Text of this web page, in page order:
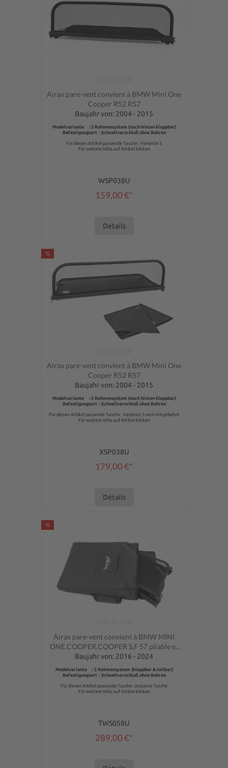
Note moyenne de 0 sur 5 étoiles
Airax pare-vent convient à BMW Mini One
Cooper R52 R57
Baujahr von: 2004 - 2015
Modelvariante : 2 Rahmensystem (nach hinten klappbar)
Befestigungsart : Schnellverschluß ohne Bohren
Für diesen Artikel passende Tasche : Variante 5
Für weitere Infos auf Artikel klicken
WSP038U
159,00 €*
Détails
%
Note moyenne de 0 sur 5 étoiles
Airax pare-vent convient à BMW Mini One
Cooper R52 R57
Baujahr von: 2004 - 2015
Modelvariante : 2 Rahmensystem (nach hinten klappbar)
Befestigungsart : Schnellverschluß ohne Bohren
Für diesen Artikel passende Tasche : Variante 5 wird mitgeliefert
Für weitere Infos auf Artikel klicken
XSP038U
179,00 €*
Détails
%
Note moyenne de 0 sur 5 étoiles
Airax pare-vent convient à BMW MINI
ONE,COOPER,COOPER S,F 57 pliable et
pliable au milieu, avec poche)
Baujahr von: 2016 - 2024
Modelvariante : 2 Rahmensystem (klappbar & teilbar)
Befestigungsart : Schnellverschluß ohne Bohren
Für diesen Artikel passende Tasche : inclusive Tasche
Für weitere Infos auf Artikel klicken
TWS058U
289,00 €*